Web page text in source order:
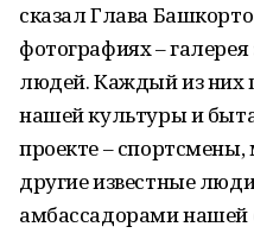
сказал Глава
фотографиях –
людей. Каждый из них
нашей культуры и
проекте –
другие известные
амбассадорами